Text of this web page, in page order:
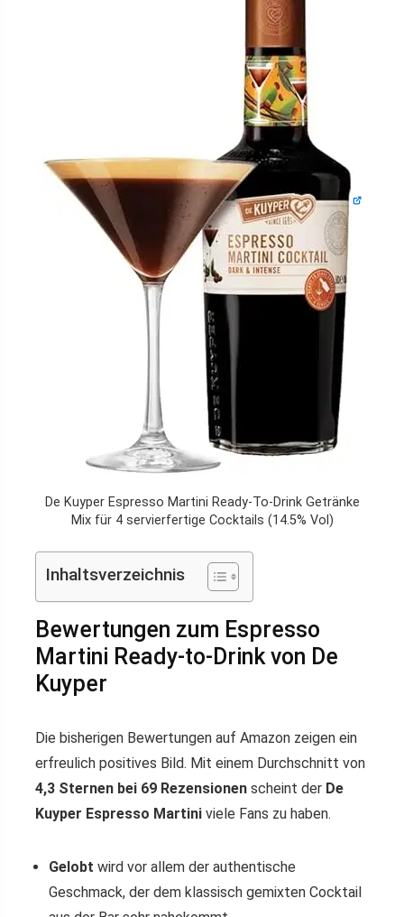
De Kuyper Espresso Martini Ready-To-Drink Getränke
Mix für 4 servierfertige Cocktails (14.5% Vol)
Inhaltsverzeichnis
Bewertungen zum Espresso
Martini Ready-to-Drink von De
Kuyper
Die bisherigen Bewertungen auf Amazon zeigen ein
erfreulich positives Bild. Mit einem Durchschnitt von
4,3 Sternen bei 69 Rezensionen scheint der De
Kuyper Espresso Martini viele Fans zu haben.
Gelobt wird vor allem der authentische
Geschmack, der dem klassisch gemixten Cocktail